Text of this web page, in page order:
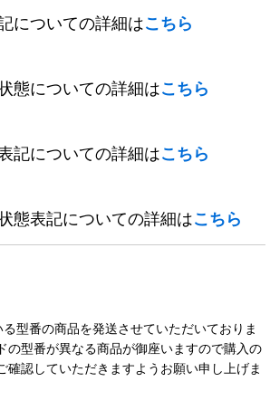
についての詳細はこちら
態についての詳細はこちら
記についての詳細はこちら
態表記についての詳細はこちら
型番の商品を発送させていただいておりま
の型番が異なる商品が御座いますので購入の
確認していただきますようお願い申し上げま